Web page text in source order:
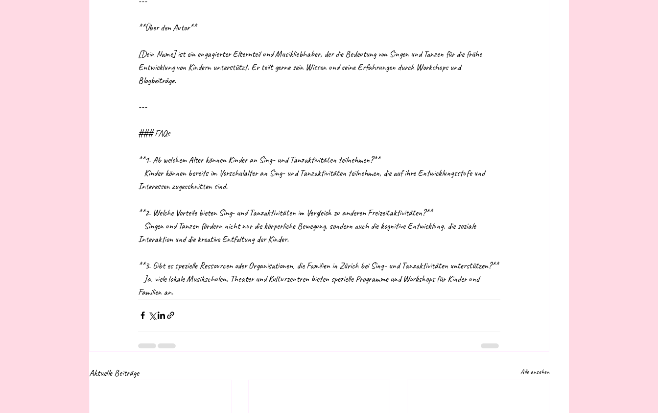
**Über den Autor**
[Dein Name] ist ein engagierter Elternteil und Musikliebhaber, der die Bedeutung von Singen und Tanzen für die frühe
Entwicklung von Kindern unterstützt. Er teilt gerne sein Wissen und seine Erfahrungen durch Workshops und
Blogbeiträge.
---
### FAQs
**1. Ab welchem Alter können Kinder an Sing- und Tanzaktivitäten teilnehmen?**
Interessen zugeschnitten sind.
**2. Welche Vorteile bieten Sing- und Tanzaktivitäten im Vergleich zu anderen Freizeitaktivitäten?**
Interaktion und die kreative Entfaltung der Kinder.
**3. Gibt es spezielle Ressourcen oder Organisationen, die Familien in Zürich bei Sing- und Tanzaktivitäten unterstützen?**
Familien an.
Aktuelle Beiträge Alle ansehen